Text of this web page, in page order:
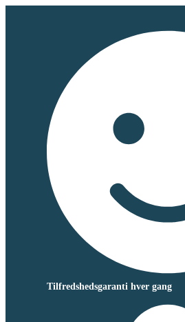
Tilfredshedsgaranti hver gang